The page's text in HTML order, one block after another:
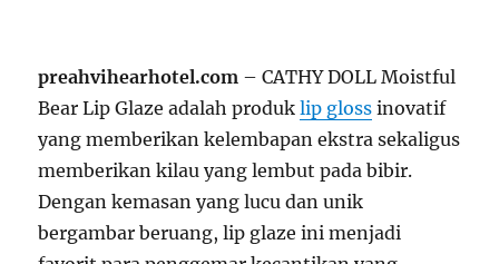
preahvihearhotel.com – CATHY DOLL Moistful
Bear Lip Glaze adalah produklip gloss inovatif
yang memberikan kelembapan ekstra sekaligus
memberikan kilau yang lembut pada bibir.
Dengan kemasan yang lucu dan unik
bergambar beruang, lip glaze ini menjadi